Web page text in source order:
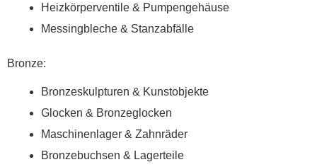
Heizkörperventile & Pumpengehäuse
Messingbleche & Stanzabfälle
Bronze:
Bronzeskulpturen & Kunstobjekte
Glocken & Bronzeglocken
Maschinenlager & Zahnräder
Bronzebuchsen & Lagerteile